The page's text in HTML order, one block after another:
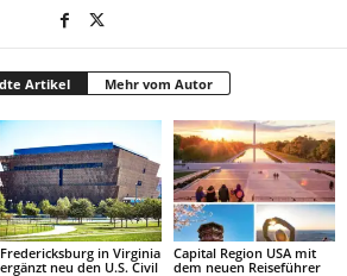
Artikel Mehr vom Autor
Fredericksburg in Virginia
ergänzt neu den U.S. Civil
Capital Region USA mit
dem neuen Reiseführer